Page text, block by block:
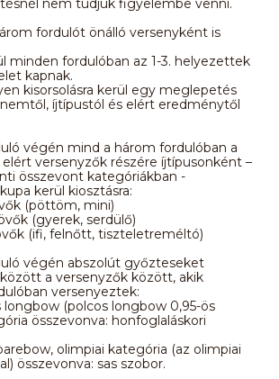
fordulót önálló versenyként is
minden fordulóban az 1-3. helyezettek
kapnak.
kisorsolásra kerül egy meglepetés
íjtípustól és elért eredménytől
végén mind a három fordulóban a
versenyzők részére íjtípusonként –
összevont kategóriákban -
kerül kiosztásra:
(pöttöm, mini)
(gyerek, serdülő)
(ifi, felnőtt, tiszteletreméltó)
végén abszolút győzteseket
a versenyzők között, akik
versenyeztek:
longbow (polcos longbow 0,95-ös
összevonva: honfoglaláskori
olimpiai kategória (az olimpiai
összevonva: sas szobor.